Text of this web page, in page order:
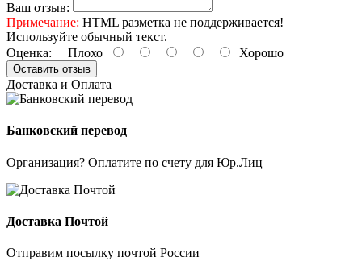
Ваш отзыв:
Примечание: HTML разметка не поддерживается!
Используйте обычный текст.
Оценка: Плохо Хорошо
Оставить отзыв
Доставка и Оплата
Банковский перевод
Организация? Оплатите по счету для Юр.Лиц
Доставка Почтой
Отправим посылку почтой России